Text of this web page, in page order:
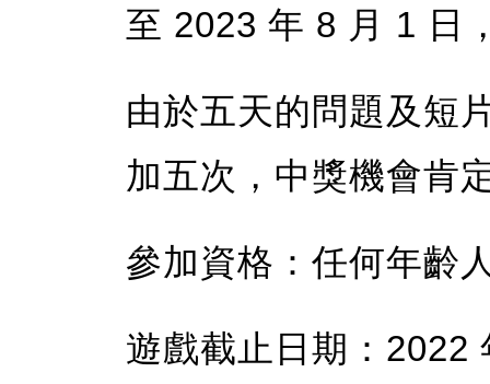
至 2023 年 8 月 1 日
由於五天的問題及短
加五次，中獎機會肯
參加資格：任何年齡
遊戲截止日期：2022